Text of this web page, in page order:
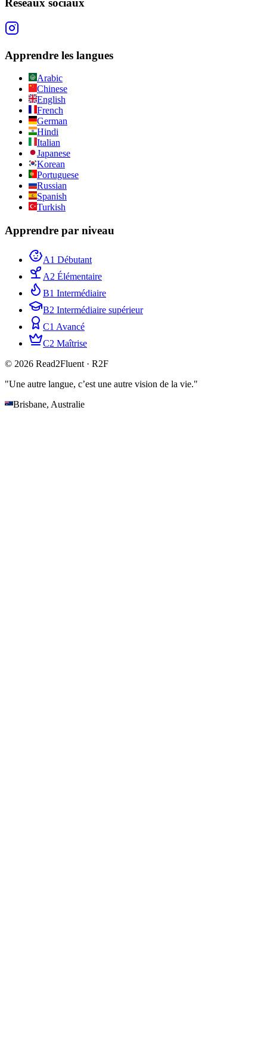
Réseaux sociaux
Apprendre les langues
Arabic
Chinese
English
French
German
Hindi
Italian
Japanese
Korean
Portuguese
Russian
Spanish
Turkish
Apprendre par niveau
A1 Débutant
A2 Élémentaire
B1 Intermédiaire
B2 Intermédiaire supérieur
C1 Avancé
C2 Maîtrise
© 2026 Read2Fluent · R2F
"Une autre langue, c’est une autre vision de la vie."
Brisbane, Australie